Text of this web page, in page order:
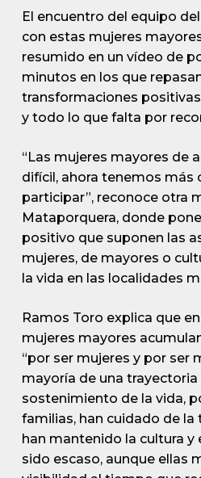
El encuentro del equipo
con estas mujeres
resumido en un vídeo de
minutos en los que
transformaciones
y todo lo que falta por
“Las mujeres mayores de
difícil, ahora tenemos más
participar”, reconoce otra
Mataporquera, donde
positivo que suponen las
mujeres, de mayores o
la vida en las localidades
Ramos Toro explica que
mujeres mayores
“por ser mujeres y por ser
mayoría de una trayectoria
sostenimiento de la vida,
familias, han cuidado de la
han mantenido la cultura y
sido escaso, aunque ellas